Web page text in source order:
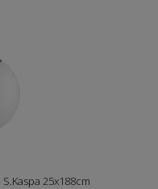
25x188cm